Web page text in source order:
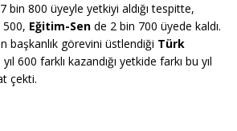
bin 800 üyeyle yetkiyi aldığı tespitte,
500, Eğitim-Sen de 2 bin 700 üyede kaldı.
başkanlık görevini üstlendiği Türk
600 farklı kazandığı yetkide farkı bu yıl
çekti.